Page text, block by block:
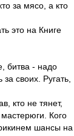
за мясо, а кто
это на Книге
битва - надо
своих. Ругать,
кто не тянет,
мастерюги. Кого
шансы на